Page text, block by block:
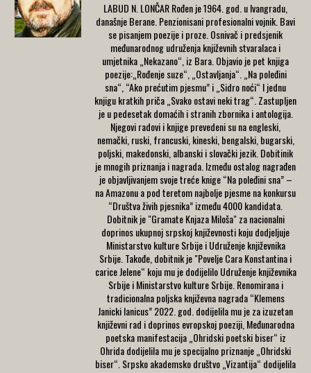
LABUD N. LONČAR Rođen je 1964. god. u Ivangradu,
današnje Berane. Penzionisani profesionalni vojnik. Bavi
se pisanjem poezije i proze. Osnivač i predsjenik
međunarodnog udruženja književnih stvaralaca i
umjetnika „Nekazano“, iz Bara. Objavio je pet knjiga
poezije:„Rođenje suze“, „Ostavljanja“. „Na poleđini
sna“, “Ako prećutim pjesmu” i „Sidro noći“ I jednu
knjigu kratkih priča „Svako ostavi neki trag“. Zastupljen
je u pedesetak domaćih i stranih zbornika i antologija.
Njegovi radovi i knjige prevedeni su na engleski,
nemački, ruski, francuski, kineski, bengalski, bugarski,
poljski, makedonski, albanski i slovački jezik. Dobitinik
je mnogih priznanja i nagrada. Između ostalog nagrađen
je objavljivanjem svoje treće knige “Na poleđini sna” –
na Amazonu a pod teretom najbolje pjesme na konkursu
“Društva živih pjesnika” između 4000 kandidata.
Dobitnik je "Gramate Knjaza Miloša" za nacionalni
doprinos ukupnoj srpskoj književnosti koju dodjeljuje
Ministarstvo kulture Srbije i Udruženje književnika
Srbije. Takođe, dobitnik je "Povelje Cara Konstantina i
carice Jelene“ koju mu je dodijelilo Udruženje književnika
Srbije i Ministarstvo kulture Srbije. Renomirana i
tradicionalna poljska književna nagrada “Klemens
Janicki Ianicus” 2022. god. dodijelila mu je za izuzetan
književni rad i doprinos evropskoj poeziji, Međunarodna
poetska manifestacija „Ohridski poetski biser“ iz
Ohrida dodijelila mu je specijalno priznanje „Ohridski
biser“. Srpsko akademsko društvo „Vizantija“ dodijelila